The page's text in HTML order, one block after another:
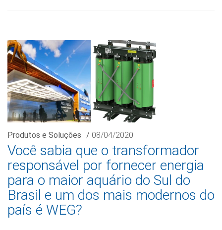
Produtos e Soluções / 08/04/2020
Você sabia que o transformador
responsável por fornecer energia
para o maior aquário do Sul do
Brasil e um dos mais modernos do
país é WEG?